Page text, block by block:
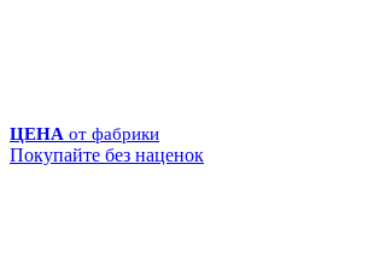
ЦЕНА от фабрики
Покупайте без наценок